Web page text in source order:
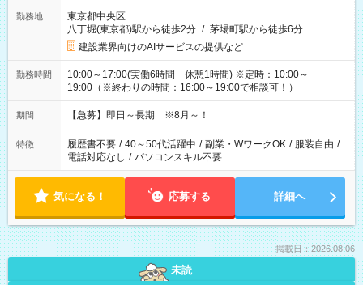
勤務地
東京都中央区
八丁堀(東京都)駅から徒歩2分 / 茅場町駅から徒歩6分
建設業界向けのAIサービスの提供など
勤務時間
10:00～17:00(実働6時間 休憩1時間) ※定時：10:00～
19:00（※終わりの時間：16:00～19:00で相談可！）
期間 【急募】即日～長期 ※8月～！
特徴 履歴書不要 / 40～50代活躍中 / 副業・WワークOK / 服装自由 /
電話対応なし / パソコンスキル不要
気になる！ 応募する 詳細へ
掲載日：2026.08.06
未読